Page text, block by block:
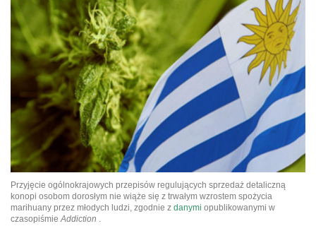
Przyjęcie ogólnokrajowych przepisów regulujących sprzedaż detaliczną
konopi osobom dorosłym nie wiąże się z trwałym wzrostem spożycia
marihuany przez młodych ludzi, zgodnie z danymi opublikowanymi w
czasopiśmieAddiction .